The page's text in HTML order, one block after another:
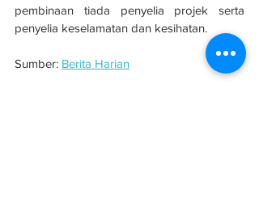
pembinaan tiada penyelia projek serta
penyelia keselamatan dan kesihatan.
Sumber: Berita Harian